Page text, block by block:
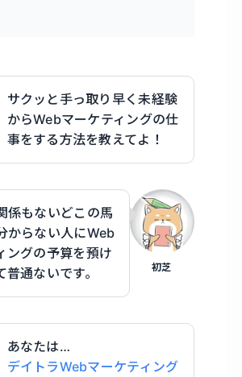
サクッと手っ取り早く未経験
からWebマーケティングの仕
事をする方法を教えてよ！
初芝
係もないどこの馬
からない人にWeb
ングの予算を預け
普通ないです。
あなたは…
デイトラWebマーケティング